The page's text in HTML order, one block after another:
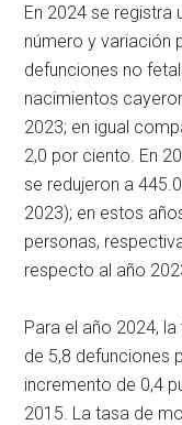
En 2024 se registra
número y variación
defunciones no
nacimientos
2023; en igual
2,0 por ciento. En
se redujeron a
2023); en estos
personas,
respecto al año
Para el año 2024,
de 5,8 defunciones
incremento de 0,4
2015. La tasa de